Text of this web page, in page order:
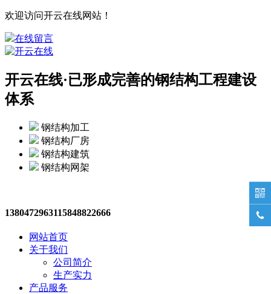
欢迎访问开云在线网站！
在线留言
开云在线·已形成完善的钢结构工程建设
体系
钢结构加工
钢结构厂房
钢结构建筑
钢结构网架
1380472963115848822666
网站首页
关于我们
公司简介
生产实力
产品服务

